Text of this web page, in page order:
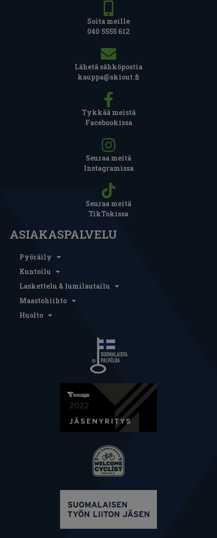
Soita meille
040 5555 612
Lähetä sähköpostia
kauppa@skiout.fi
Tykkää meistä
Facebookissa
Seuraa meitä
Instagramissa
Seuraa meitä
TikTokissa
ASIAKASPALVELU
Pyöräily
Kuntoilu
Laskettelu & lumilautailu
Maastohiihto
Huolto